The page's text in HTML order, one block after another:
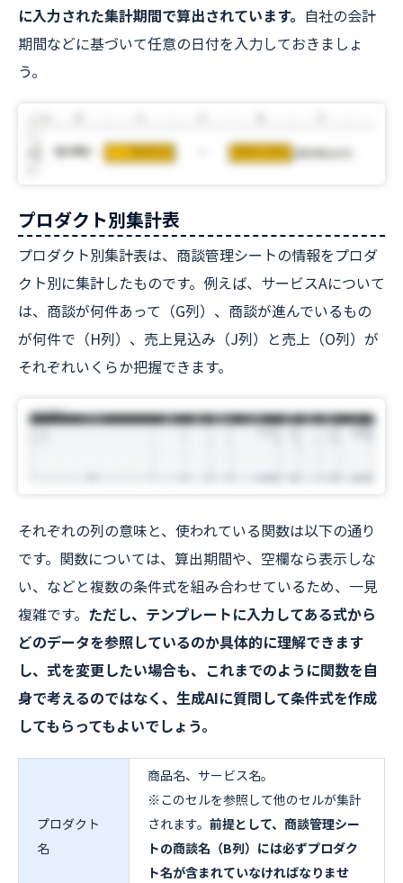
に入力された集計期間で算出されています。 自社の会計
期間などに基づいて任意の日付を入力しておきましょ
う。
プロダクト別集計表
プロダクト別集計表は、商談管理シートの情報をプロダ
クト別に集計したものです。例えば、サービスAについて
は、商談が何件あって（G列）、商談が進んでいるもの
が何件で（H列）、売上見込み（J列）と売上（O列）が
それぞれいくらか把握できます。
それぞれの列の意味と、使われている関数は以下の通り
です。関数については、算出期間や、空欄なら表示しな
い、などと複数の条件式を組み合わせているため、一見
複雑です。 ただし、テンプレートに入力してある式から
どのデータを参照しているのか具体的に理解できます
し、式を変更したい場合も、これまでのように関数を自
身で考えるのではなく、生成AIに質問して条件式を作成
してもらってもよいでしょう。
プロダクト
名
商品名、サービス名。
※このセルを参照して他のセルが集計
されます。 前提として、商談管理シー
トの商談名（B列）には必ずプロダク
ト名が含まれていなければなりませ